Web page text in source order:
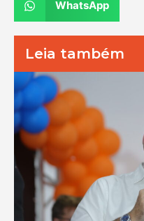
WhatsApp
Leia também